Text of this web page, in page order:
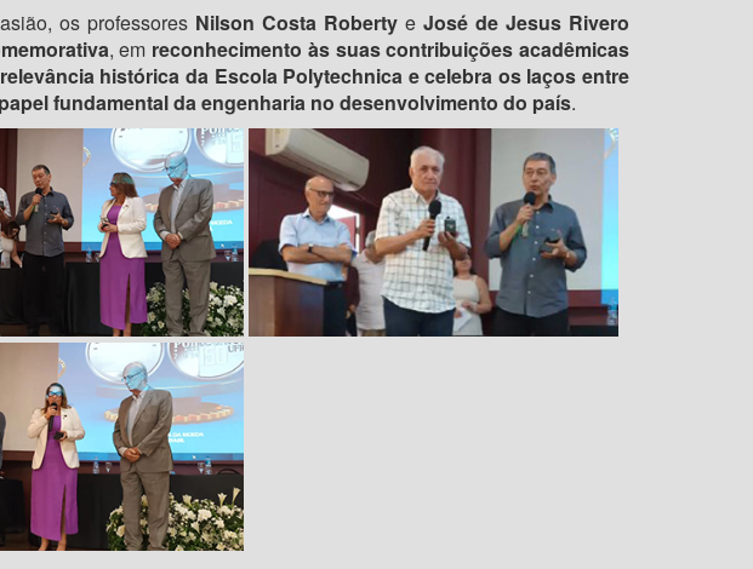
os professores Nilson Costa Roberty eJosé de Jesus Rivero
, em reconhecimento às suas contribuições acadêmicas
relevância histórica da Escola Polytechnica e celebra os laços entre
papel fundamental da engenharia no desenvolvimento do país.